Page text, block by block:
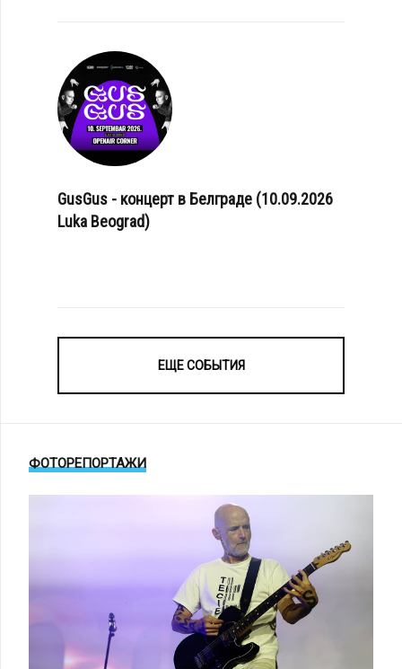
GusGus - концерт в Белграде (10.09.2026
Luka Beograd)
ЕЩЕ СОБЫТИЯ
ФОТОРЕПОРТАЖИ